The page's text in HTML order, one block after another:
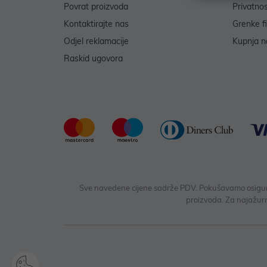
Povrat proizvoda
Kontaktirajte nas
Odjel reklamacije
Raskid ugovora
Grenke
Kupnja
Sve navedene cijene sadrže PDV. Pokušavamo
proizvoda. Za